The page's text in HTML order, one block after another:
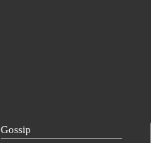
Gossip